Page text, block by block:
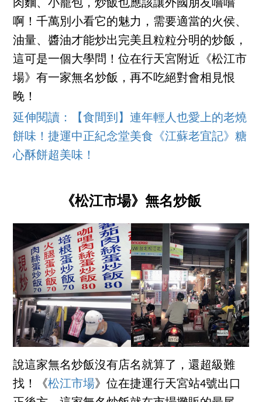
肉麵、小籠包，炒飯也應該讓外國朋友嚐嚐
啊！千萬別小看它的魅力，需要適當的火侯、
油量、醬油才能炒出完美且粒粒分明的炒飯，
這可是一個大學問！位在行天宮附近《松江市
場》有一家無名炒飯，再不吃絕對會相見恨
晚！
延伸閱讀：【食間到】連年輕人也愛上的老燒
餅味！捷運中正紀念堂美食《江蘇老宜記》糖
心酥餅超美味！
《松江市場》無名炒飯
說這家無名炒飯沒有店名就算了，還超級難
找！《松江市場》位在捷運行天宮站4號出口